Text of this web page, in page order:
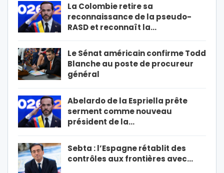
La Colombie retire sa
reconnaissance de la pseudo-
RASD et reconnaît la…
Le Sénat américain confirme Todd
Blanche au poste de procureur
général
Abelardo de la Espriella prête
serment comme nouveau
président de la…
Sebta : l’Espagne rétablit des
contrôles aux frontières avec…